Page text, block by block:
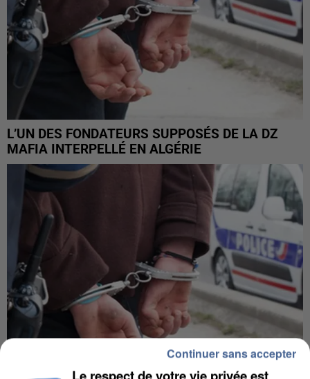
L’UN DES FONDATEURS SUPPOSÉS DE LA DZ
MAFIA INTERPELLÉ EN ALGÉRIE
Le respect de votre vie privée est
Continuer sans accepter